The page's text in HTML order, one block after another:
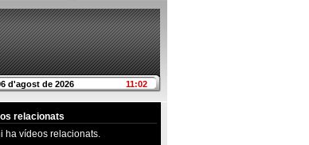
d'agost de 2026 11:02
relacionats
ha vídeos relacionats.